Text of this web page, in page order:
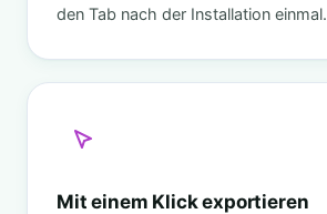
den Tab nach der Installation einmal.
Mit einem Klick exportieren